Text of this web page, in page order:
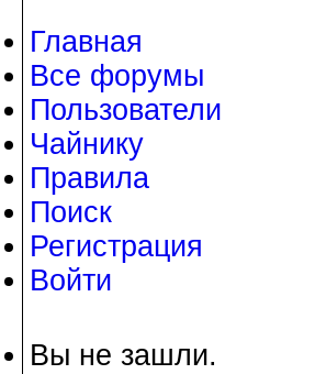
Главная
Все форумы
Пользователи
Чайнику
Правила
Поиск
Регистрация
Войти
Вы не зашли.